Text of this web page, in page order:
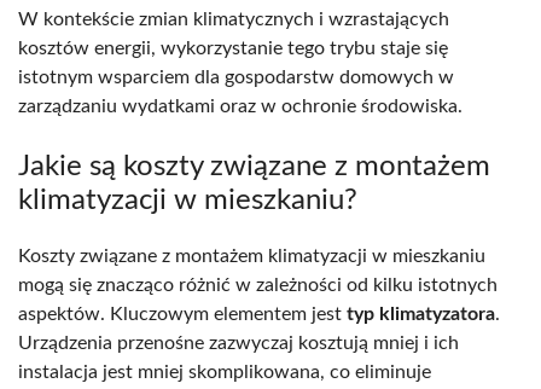
W kontekście zmian klimatycznych i wzrastających
kosztów energii, wykorzystanie tego trybu staje się
istotnym wsparciem dla gospodarstw domowych w
zarządzaniu wydatkami oraz w ochronie środowiska.
Jakie są koszty związane z montażem
klimatyzacji w mieszkaniu?
Koszty związane z montażem klimatyzacji w mieszkaniu
mogą się znacząco różnić w zależności od kilku istotnych
aspektów. Kluczowym elementem jest typ klimatyzatora.
Urządzenia przenośne zazwyczaj kosztują mniej i ich
instalacja jest mniej skomplikowana, co eliminuje